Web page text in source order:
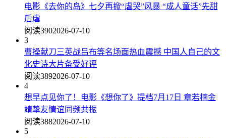
电影《去你的岛》七夕再掀“虐哭”风暴 “成人童话”先甜
后虐
阅读3902026-07-10
3
曹操献刀三英战吕布等名场面热血震撼 中国人自己的文
化史诗大片备受好评
阅读3892026-07-10
4
想早点见你了！电影《想你了》提档7月17日 章若楠金
靖挚友情谊同频共振
阅读3882026-07-10
5